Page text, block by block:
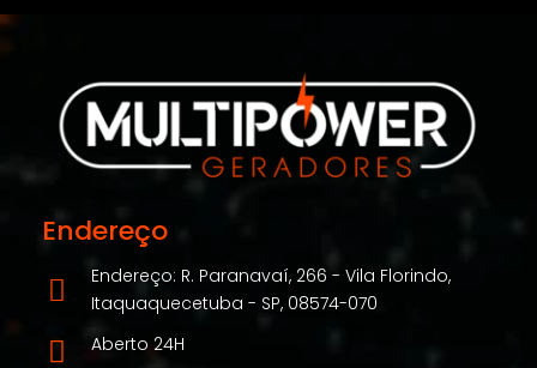
Endereço
Endereço: R. Paranavaí, 266 - Vila Florindo,
Itaquaquecetuba - SP, 08574-070
Aberto 24H